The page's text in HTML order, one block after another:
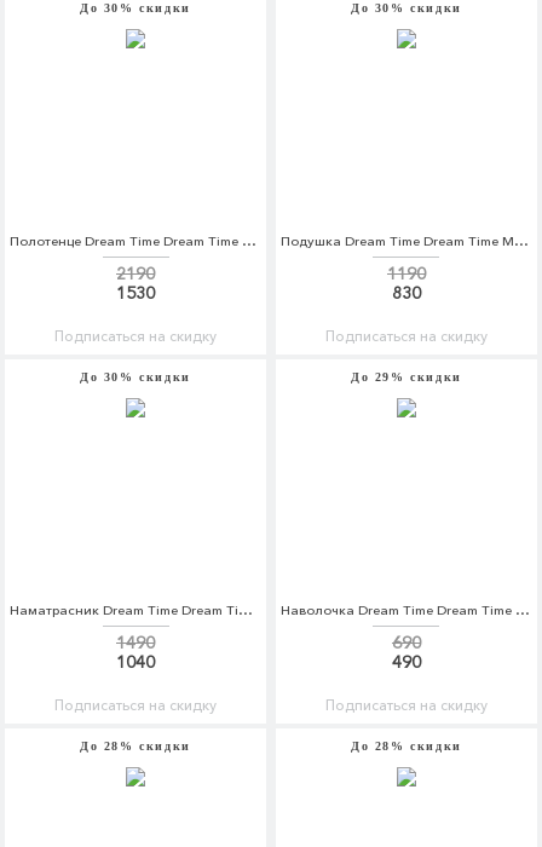
До 30% скидки
Полотенце Dream Time Dream Time MP002XU0E22P
2190
1530
Подписаться на скидку
До 30% скидки
Подушка Dream Time Dream Time MP002XU0DZ6G
1190
830
Подписаться на скидку
До 30% скидки
Наматрасник Dream Time Dream Time MP002XU0DWQ6
1490
1040
Подписаться на скидку
До 29% скидки
Наволочка Dream Time Dream Time MP002XU0DZH2
690
490
Подписаться на скидку
До 28% скидки До 28% скидки